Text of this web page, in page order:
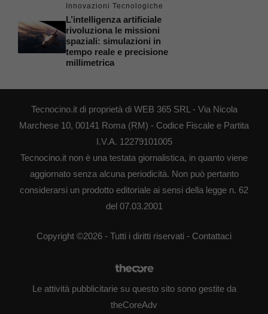
Innovazioni Tecnologiche
L’intelligenza artificiale
rivoluziona le missioni
spaziali: simulazioni in
tempo reale e precisione
millimetrica
Tecnocino.it di proprietà di WEB 365 SRL - Via Nicola
Marchese 10, 00141 Roma (RM) - Codice Fiscale e Partita
I.V.A. 12279101005
Tecnocino.it non è una testata giornalistica, in quanto viene
aggiornato senza alcuna periodicità. Non può pertanto
considerarsi un prodotto editoriale ai sensi della legge n. 62
del 07.03.2001
Copyright ©2026 - Tutti i diritti riservati - Contattaci
Le attività pubblicitarie su questo sito sono gestite da
theCoreAdv